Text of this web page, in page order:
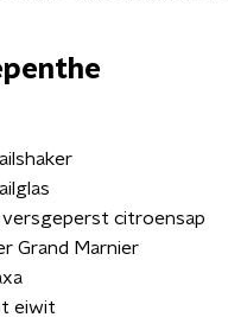
versgeperst citroensap
Grand Marnier
eiwit